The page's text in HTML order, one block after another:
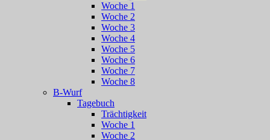
Woche 1
Woche 2
Woche 3
Woche 4
Woche 5
Woche 6
Woche 7
Woche 8
B-Wurf
Tagebuch
Trächtigkeit
Woche 1
Woche 2